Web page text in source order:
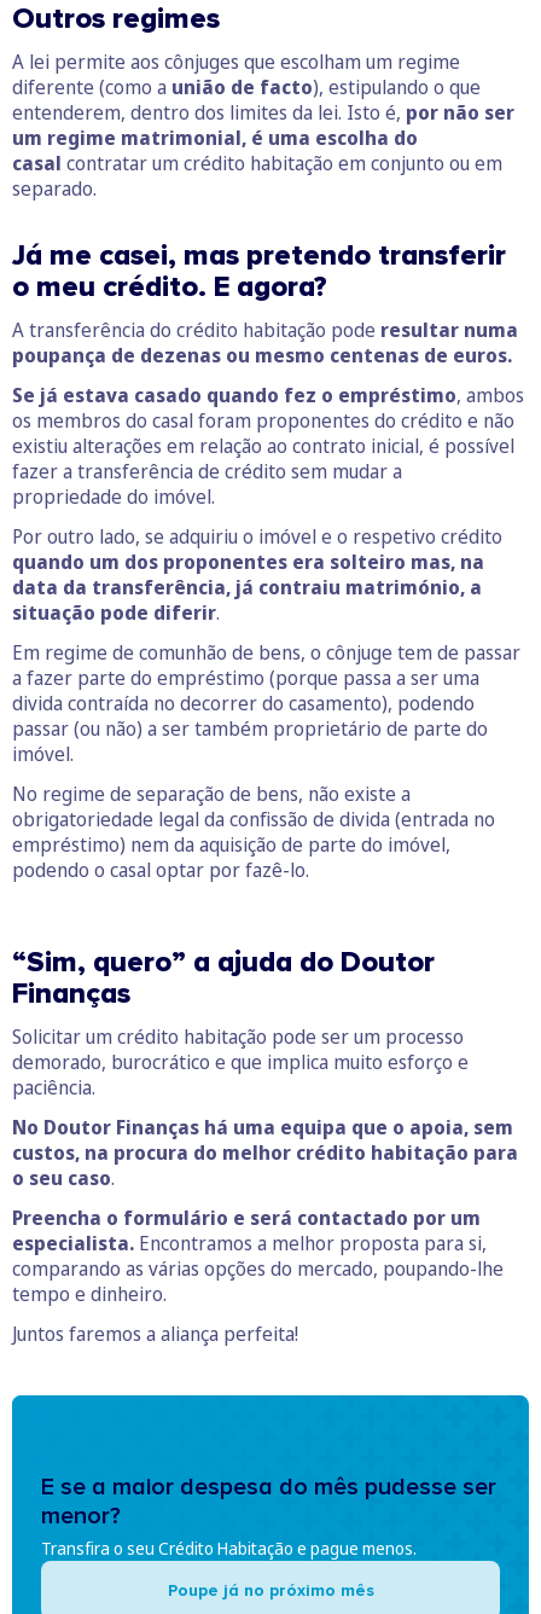
Outros regimes
A lei permite aos cônjuges que escolham um regime
diferente (como a união de facto), estipulando o que
entenderem, dentro dos limites da lei. Isto é, por não ser
um regime matrimonial, é uma escolha do
casal contratar um crédito habitação em conjunto ou em
separado.
Já me casei, mas pretendo transferir
o meu crédito. E agora?
A transferência do crédito habitação pode resultar numa
poupança de dezenas ou mesmo centenas de euros.
Se já estava casado quando fez o empréstimo, ambos
os membros do casal foram proponentes do crédito e não
existiu alterações em relação ao contrato inicial, é possível
fazer a transferência de crédito sem mudar a
propriedade do imóvel.
Por outro lado, se adquiriu o imóvel e o respetivo crédito
quando um dos proponentes era solteiro mas, na
data da transferência, já contraiu matrimónio, a
situação pode diferir.
Em regime de comunhão de bens, o cônjuge tem de passar
a fazer parte do empréstimo (porque passa a ser uma
divida contraída no decorrer do casamento), podendo
passar (ou não) a ser também proprietário de parte do
imóvel.
No regime de separação de bens, não existe a
obrigatoriedade legal da confissão de divida (entrada no
empréstimo) nem da aquisição de parte do imóvel,
podendo o casal optar por fazê-lo.
“Sim, quero” a ajuda do Doutor
Finanças
Solicitar um crédito habitação pode ser um processo
demorado, burocrático e que implica muito esforço e
paciência.
No Doutor Finanças há uma equipa que o apoia, sem
custos, na procura do melhor crédito habitação para
o seu caso.
Preencha o formulário e será contactado por um
especialista. Encontramos a melhor proposta para si,
comparando as várias opções do mercado, poupando-lhe
tempo e dinheiro.
Juntos faremos a aliança perfeita!
E se a maior despesa do mês pudesse ser
menor?
Transfira o seu Crédito Habitação e pague menos.
Poupe já no próximo mês